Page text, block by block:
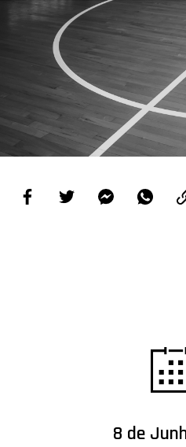
PROJETOS
LIGA BETCLIC
LIGA BETCLIC FEMININA
8 de